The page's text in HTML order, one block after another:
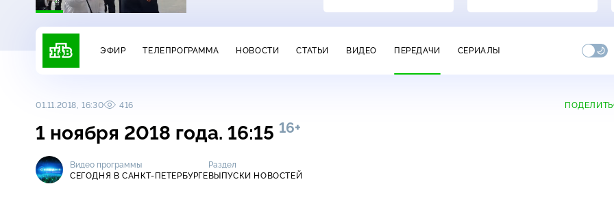
ЭФИР ТЕЛЕПРОГРАММА НОВОСТИ СТАТЬИ ВИДЕО ПЕРЕДАЧИ СЕРИАЛЫ
01.11.2018, 16:30 416
1 ноября 2018 года. 16:15 16+
Видео программы
СЕГОДНЯ В САНКТ-ПЕТЕРБУРГЕ
Раздел
ВЫПУСКИ НОВОСТЕЙ